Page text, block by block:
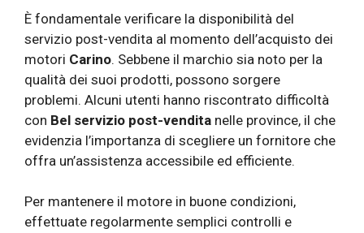
È fondamentale verificare la disponibilità del
servizio post-vendita al momento dell’acquisto dei
motori Carino. Sebbene il marchio sia noto per la
qualità dei suoi prodotti, possono sorgere
problemi. Alcuni utenti hanno riscontrato difficoltà
con Bel servizio post-vendita nelle province, il che
evidenzia l’importanza di scegliere un fornitore che
offra un’assistenza accessibile ed efficiente.
Per mantenere il motore in buone condizioni,
effettuate regolarmente semplici controlli e